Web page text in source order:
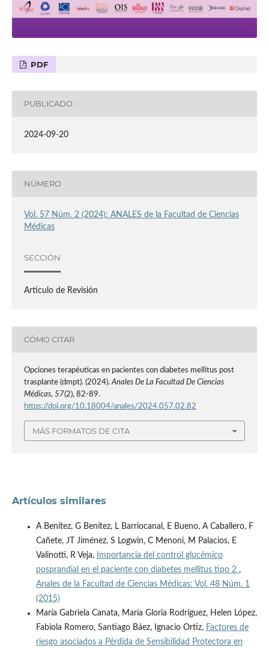
PDF
PUBLICADO
2024-09-20
NÚMERO
Vol. 57 Núm. 2 (2024): ANALES de la Facultad de Ciencias
Médicas
SECCIÓN
Articulo de Revisión
CÓMO CITAR
Opciones terapéuticas en pacientes con diabetes mellitus post
trasplante (dmpt). (2024).Anales De La Facultad De Ciencias
Médicas, 57(2), 82-89.
https://doi.org/10.18004/anales/2024.057.02.82
MÁS FORMATOS DE CITA
Artículos similares
A Benítez, G Benítez, L Barriocanal, E Bueno, A Caballero, F
Cañete, JT Jiménez, S Logwin, C Menoni, M Palacios, E
Valinotti, R Veja,
Importancia del control glucémico
posprandial en el paciente con diabetes mellitus tipo 2 ,
Anales de la Facultad de Ciencias Médicas: Vol. 48 Núm. 1
(2015)
María Gabriela Canata, María Gloria Rodríguez, Helen López,
Fabiola Romero, Santiago Báez, Ignacio Ortiz, Factores de
riesgo asociados a Pérdida de Sensibilidad Protectora en